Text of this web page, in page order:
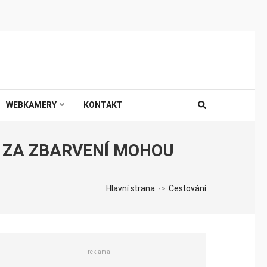
WEBKAMERY KONTAKT
ZBARVENÍ MOHOU
Hlavní strana -> Cestování
reklama